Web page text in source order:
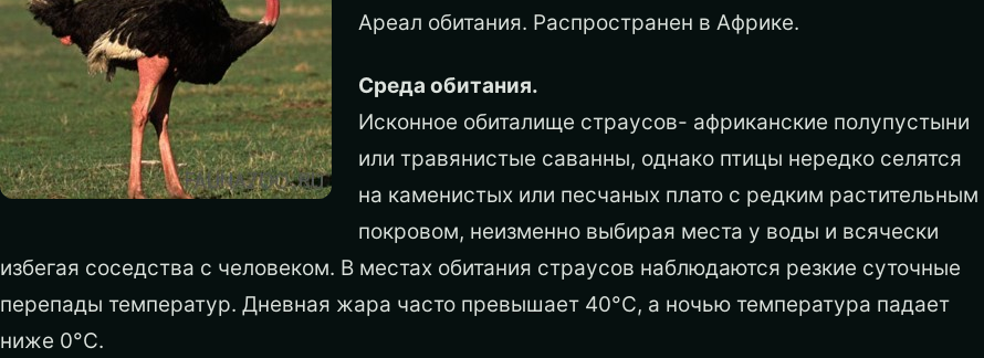
Ареал обитания. Распространен в Африке.
Среда обитания.
Исконное обиталище страусов- африканские полупустыни
или травянистые саванны, однако птицы нередко селятся
на каменистых или песчаных плато с редким растительным
покровом, неизменно выбирая места у воды и всячески
избегая соседства с человеком. В местах обитания страусов наблюдаются резкие суточные
перепады температур. Дневная жара часто превышает 40°С, а ночью температура падает
ниже 0°С.